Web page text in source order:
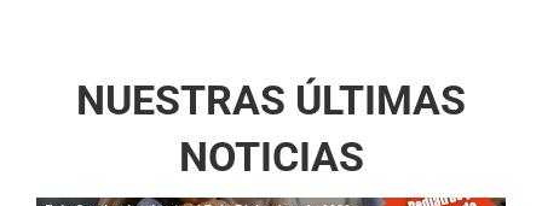
NUESTRAS ÚLTIMAS
NOTICIAS